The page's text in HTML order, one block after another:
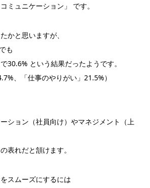
ミュニケーション」 です。
かと思いますが、
も
30.6% という結果だったようです。
、「仕事のやりがい」21.5%）
ション（社員向け）やマネジメント（上
表れだと頷けます。
スムーズにするには